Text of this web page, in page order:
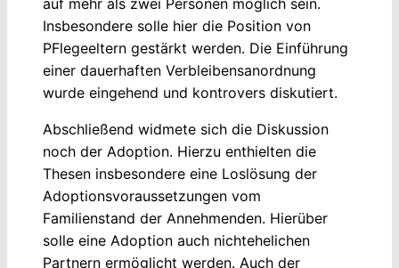
auf mehr als zwei Personen möglich sein.
Insbesondere solle hier die Position von
PFlegeeltern gestärkt werden. Die Einführung
einer dauerhaften Verbleibensanordnung
wurde eingehend und kontrovers diskutiert.
Abschließend widmete sich die Diskussion
noch der Adoption. Hierzu enthielten die
Thesen insbesondere eine Loslösung der
Adoptionsvoraussetzungen vom
Familienstand der Annehmenden. Hierüber
solle eine Adoption auch nichtehelichen
Partnern ermöglicht werden. Auch der